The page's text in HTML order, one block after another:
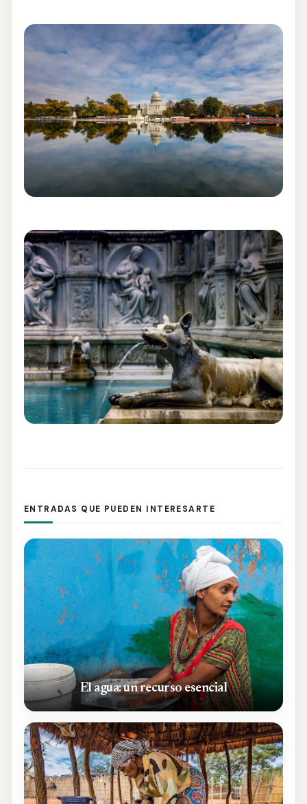
ENTRADAS QUE PUEDEN INTERESARTE
El agua: un recurso esencial